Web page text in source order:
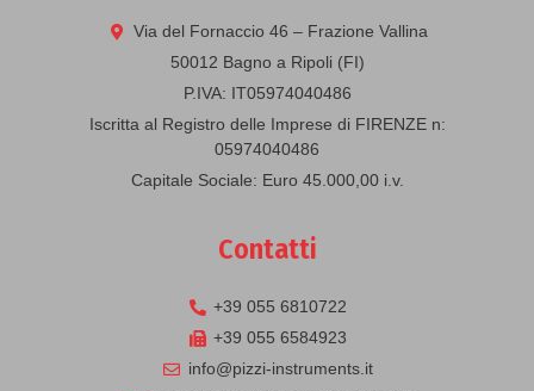
Via del Fornaccio 46 – Frazione Vallina
50012 Bagno a Ripoli (FI)
P.IVA: IT05974040486
Iscritta al Registro delle Imprese di FIRENZE n:
05974040486
Capitale Sociale: Euro 45.000,00 i.v.
Contatti
+39 055 6810722
+39 055 6584923
info@pizzi-instruments.it